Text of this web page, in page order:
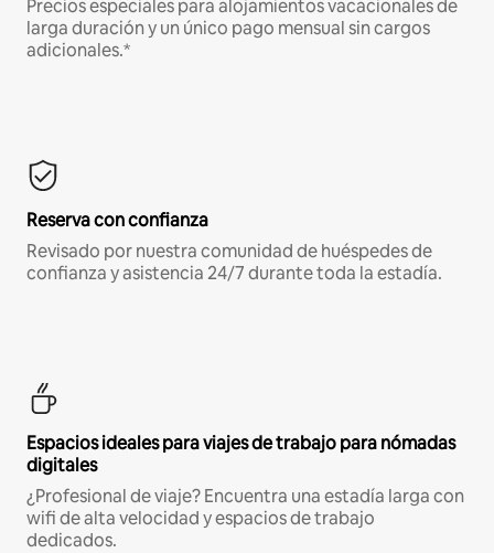
Precios especiales para alojamientos vacacionales de
larga duración y un único pago mensual sin cargos
adicionales.*
Reserva con confianza
Revisado por nuestra comunidad de huéspedes de
confianza y asistencia 24/7 durante toda la estadía.
Espacios ideales para viajes de trabajo para nómadas
digitales
¿Profesional de viaje? Encuentra una estadía larga con
wifi de alta velocidad y espacios de trabajo
dedicados.